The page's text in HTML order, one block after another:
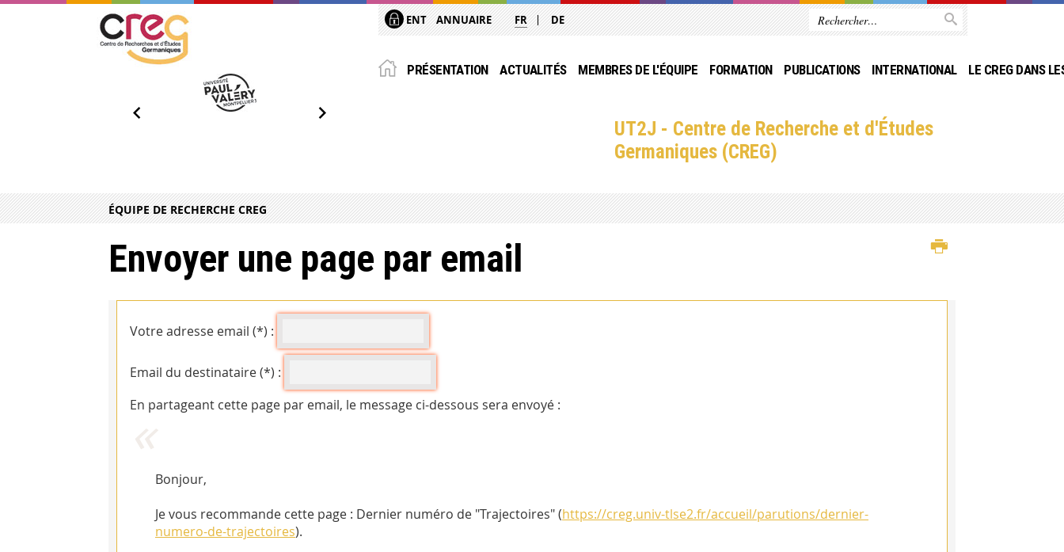
ENT ANNUAIRE FR DE
PRÉSENTATION ACTUALITÉS MEMBRES DE L'ÉQUIPE FORMATION PUBLICATIONS INTERNATIONAL LE CREG DANS
UT2J - Centre de Recherche et d'Études
Germaniques (CREG)
ÉQUIPE DE RECHERCHE CREG
Envoyer une page par email
Votre adresse email (*) :
Email du destinataire (*) :
En partageant cette page par email, le message ci-dessous sera envoyé :
Bonjour,
Je vous recommande cette page : Dernier numéro de "Trajectoires" (https://creg.univ-tlse2.fr/accueil/parutions/dernier-
numero-de-trajectoires).